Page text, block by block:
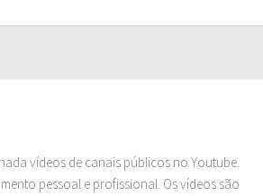
vídeos de canais públicos no Youtube.
pessoal e profissional. Os vídeos são